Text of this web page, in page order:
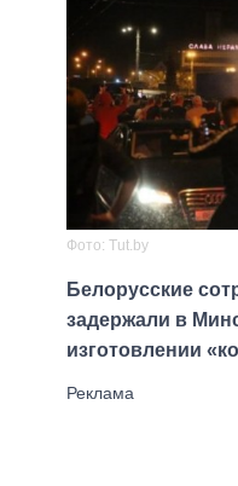
Фото: Tut.by
Белорусские
задержали в
изготовлении